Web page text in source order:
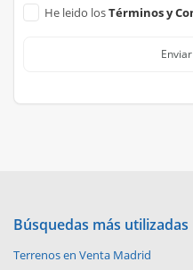
He leido losTérminos y
Búsquedas más utilizadas
Terrenos en Venta Madrid